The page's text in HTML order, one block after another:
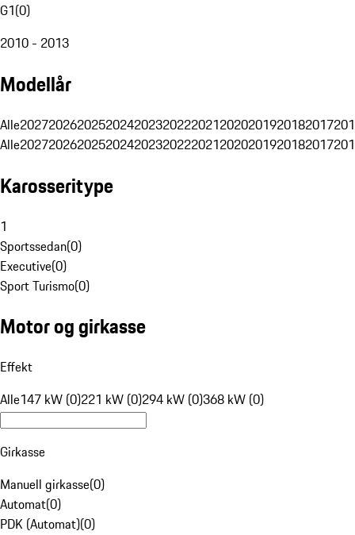
G1(0)
2010 - 2013
Modellår
Alle20272026202520242023202220212020201920182017
Alle20272026202520242023202220212020201920182017
Karosseritype
1
Sportssedan(0)
Executive(0)
Sport Turismo(0)
Motor og girkasse
Effekt
Alle147 kW (0)221 kW (0)294 kW (0)368 kW (0)
Girkasse
Manuell girkasse(0)
Automat(0)
PDK (Automat)(0)